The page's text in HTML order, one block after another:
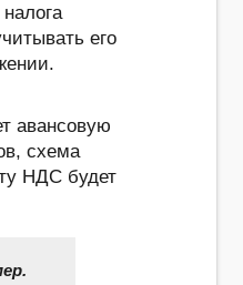
его
авансовую
схема
НДС будет